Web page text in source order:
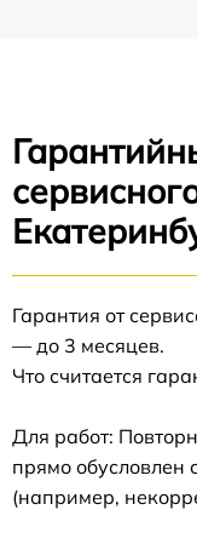
Гарантия от
— до 3 месяцев.
Что считается
Для работ:
прямо обусловлен
(например,